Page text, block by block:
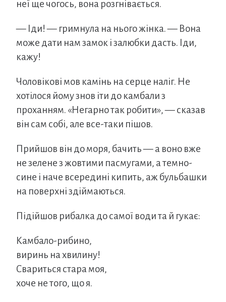
неї ще чогось, вона розгнівається.
— Іди! — гримнула на нього жінка. — Вона
може дати нам замок і залюбки дасть. Іди,
кажу!
Чоловікові мов камінь на серце наліг. Не
хотілося йому знов іти до камбали з
проханням. «Негарно так робити», — сказав
він сам собі, але все-таки пішов.
Прийшов він до моря, бачить — а воно вже
не зелене з жовтими пасмугами, а темно-
сине і наче всередині кипить, аж бульбашки
на поверхні здіймаються.
Підійшов рибалка до самої води та й гукає:
Камбало-рибино,
виринь на хвилину!
Свариться стара моя,
хоче не того, що я.